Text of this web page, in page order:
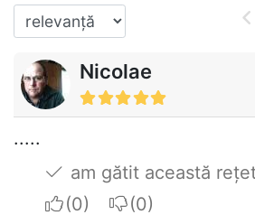
Nicolae
.....
am gătit această
I apreciateI do not